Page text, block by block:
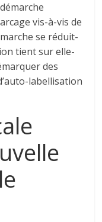
vis-à-vis de
se réduit-
tient sur elle-
des
labellisation